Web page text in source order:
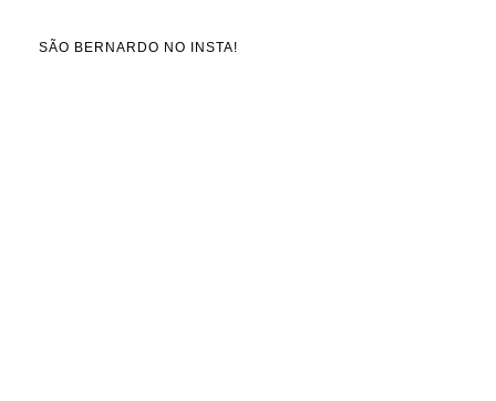
SÃO BERNARDO NO INSTA!